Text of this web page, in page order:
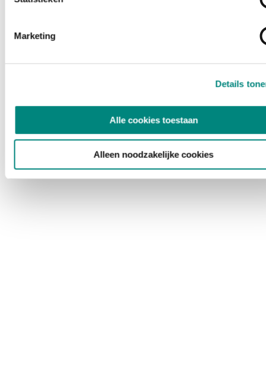
Marketing
Details
Alle cookies toestaan
Alleen noodzakelijke cookies